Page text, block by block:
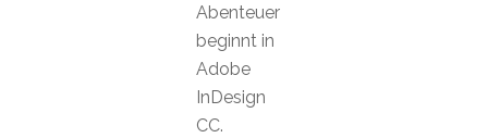
Abenteuer
beginnt in
Adobe
InDesign
CC.